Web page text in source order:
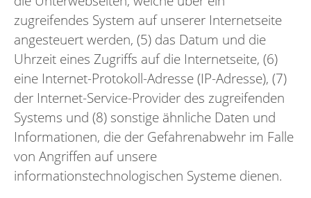
zugreifendes System auf unserer Internetseite
angesteuert werden, (5) das Datum und die
Uhrzeit eines Zugriffs auf die Internetseite, (6)
eine Internet-Protokoll-Adresse (IP-Adresse), (7)
der Internet-Service-Provider des zugreifenden
Systems und (8) sonstige ähnliche Daten und
Informationen, die der Gefahrenabwehr im Falle
von Angriffen auf unsere
informationstechnologischen Systeme dienen.